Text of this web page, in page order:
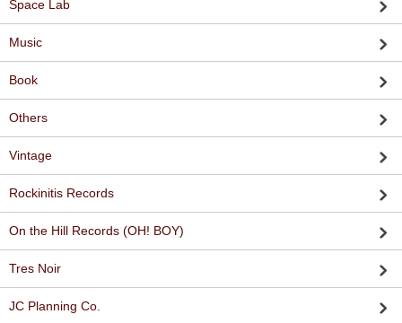
Space Lab
Music
Book
Others
Vintage
Rockinitis Records
On the Hill Records (OH! BOY)
Tres Noir
JC Planning Co.